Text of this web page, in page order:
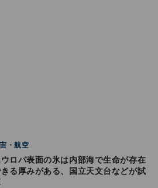
・航空
ロパ表面の氷は内部海で生命が存在
る厚みがある、国立天文台などが試